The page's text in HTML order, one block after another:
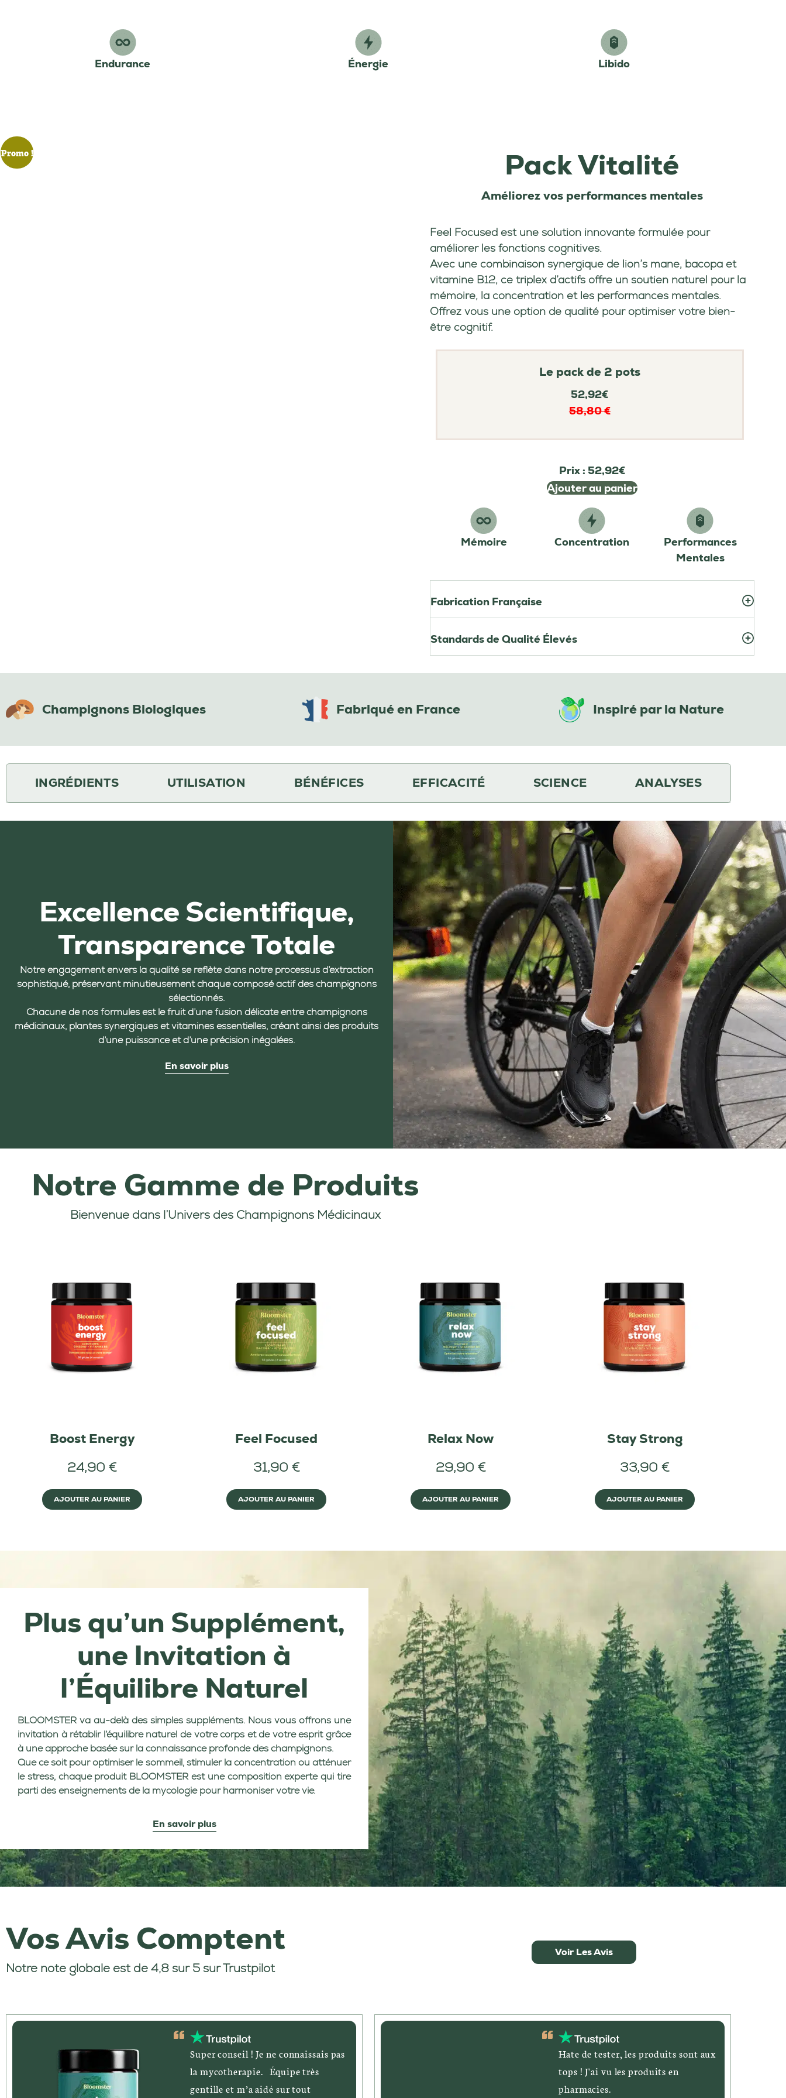
Endurance Énergie Libido
Promo ! Pack Vitalité
Améliorez vos performances mentales
Feel Focusedest une solution innovante formulée pour
améliorer les fonctions cognitives.
Avec une combinaison synergique delion’s mane, bacopa et
vitamineB12, ce triplex d’actifs offre un soutien naturel pour la
mémoire, la concentration et les performances mentales.
Offrez vous une option de qualité pour optimiser votre bien-
être cognitif.
Le pack de 2 pots
52,92€
58,80 €
Prix : 52,92€
Ajouter au panier
Mémoire Concentration
Performances
Mentales
Fabrication Française
Standards de Qualité Élevés
Champignons Biologiques Fabriqué en France Inspiré par la Nature
INGRÉDIENTS UTILISATION BÉNÉFICES EFFICACITÉ SCIENCE ANALYSES
Excellence Scientifique,
Transparence Totale
Notre engagement envers la qualité se reflète dans notre processus d’extraction
sophistiqué, préservant minutieusement chaque composé actif des champignons
sélectionnés.
Chacune de nos formules est le fruit d’une fusion délicate entre champignons
médicinaux, plantes synergiques et vitamines essentielles, créant ainsi des produits
d’une puissance et d’une précision inégalées.
En savoir plus
Notre Gamme de Produits
Bienvenue dans l’Univers des Champignons Médicinaux
Boost Energy
24,90 €
AJOUTER AU PANIER
Feel Focused
31,90 €
AJOUTER AU PANIER
Relax Now
29,90 €
AJOUTER AU PANIER
Stay Strong
33,90 €
AJOUTER AU PANIER
Plus qu’un Supplément,
une Invitation à
l’Équilibre Naturel
BLOOMSTER va au-delà des simples suppléments. Nous vous offrons une
invitation à rétablir l’équilibre naturel de votre corps et de votre esprit grâce
à une approche basée sur la connaissance profonde des champignons.
Que ce soit pour optimiser le sommeil, stimuler la concentration ou atténuer
le stress, chaque produit BLOOMSTER est une composition experte qui tire
parti des enseignements de la mycologie pour harmoniser votre vie.
En savoir plus
Vos Avis Comptent
Notre note globale est de 4,8 sur 5 sur Trustpilot
Voir Les Avis
Super conseil ! Je ne connaissais pas
la mycotherapie. Équipe très
gentille et m’a aidé sur tout
Hate de tester, les produits sont aux
tops ! J'ai vu les produits en
pharmacies.